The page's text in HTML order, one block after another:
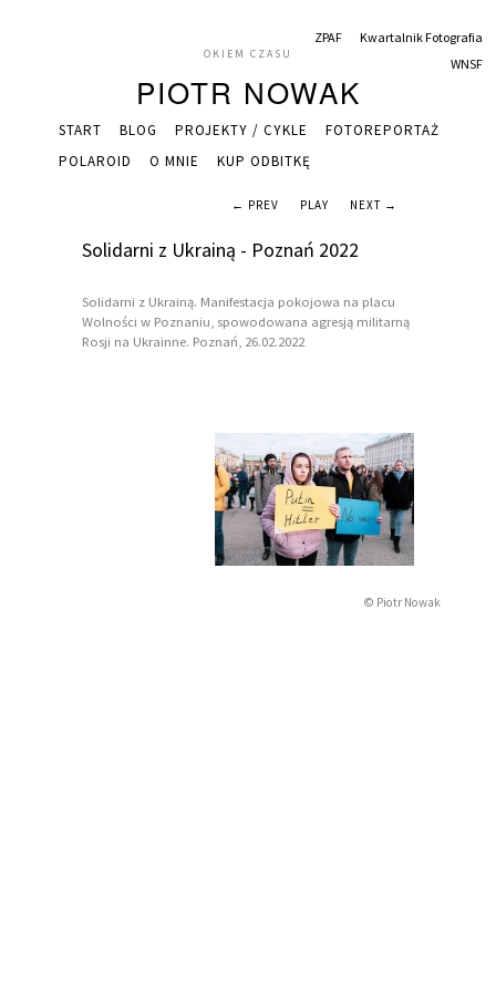
START BLOG PROJEKTY / CYKLE
FOTOREPORTAŻ
POLAROID
O MNIE KUP ODBITKĘ
ZPAF
Kwartalnik Fotografia
WNSF
OKIEM CZASU
PIOTR NOWAK
Solidarni z Ukrainą - Poznań 2022
Solidarni z Ukrainą. Manifestacja pokojowa na placu
Wolności w Poznaniu, spowodowana agresją militarną
Rosji na Ukrainne. Poznań, 26.02.2022
← PREV PLAY NEXT →
© Piotr Nowak